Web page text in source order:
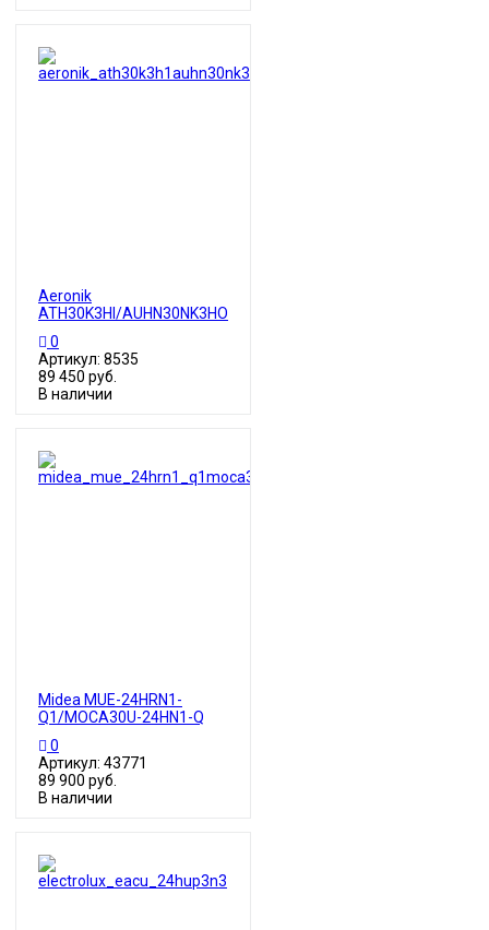
Aeronik
ATH30K3HI/AUHN30NK3HO
0
Артикул: 8535
89 450 руб.
В наличии
Midea MUE-24HRN1-
Q1/MOCA30U-24HN1-Q
0
Артикул: 43771
89 900 руб.
В наличии